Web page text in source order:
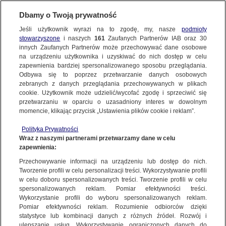
TVN24 | WYBORY PREZYDENCKIE 2020
Pełczyńska-Nałęcz: moment wizyty prezydenta Dudy w USA niestosowny
NAJNOWSZE
FAKTY
TVN24 GO
POLSKA
ŚWIAT
miasta:
WARSZAWA
Dzień dobry!
Jedno konto do wszystkich usług
Dbamy o Twoją prywatność
Jeśli użytkownik wyrazi na to zgodę, my, nasze podmioty
stowarzyszone i naszych 161Zaufanych Partnerów IAB oraz 30
innych Zaufanych Partnerów może przechowywać dane osobowe
na urządzeniu użytkownika i uzyskiwać do nich dostęp w celu
zapewnienia bardziej spersonalizowanego sposobu przeglądania.
Odbywa się to poprzez przetwarzanie danych osobowych
zebranych z danych przeglądania przechowywanych w plikach
cookie. Użytkownik może udzielić/wycofać zgodę i sprzeciwić się
przetwarzaniu w oparciu o uzasadniony interes w dowolnym
momencie, klikając przycisk „Ustawienia plików cookie i reklam”.
Polityka Prywatności
Wraz z naszymi partnerami przetwarzamy dane w celu
zapewnienia:
Przechowywanie informacji na urządzeniu lub dostęp do nich.
Tworzenie profili w celu personalizacji treści. Wykorzystywanie profili
w celu doboru spersonalizowanych treści. Tworzenie profili w celu
spersonalizowanych reklam. Pomiar efektywności treści.
Wykorzystanie profili do wyboru spersonalizowanych reklam.
Pomiar efektywności reklam. Rozumienie odbiorców dzięki
statystyce lub kombinacji danych z różnych źródeł. Rozwój i